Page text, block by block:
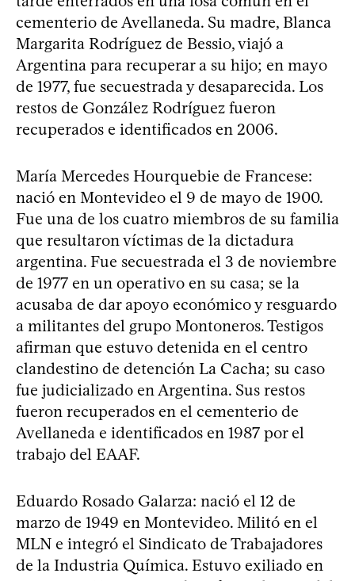
cementerio de Avellaneda. Su madre, Blanca
Margarita Rodríguez de Bessio, viajó a
Argentina para recuperar a su hijo; en mayo
de 1977, fue secuestrada y desaparecida. Los
restos de González Rodríguez fueron
recuperados e identificados en 2006.
María Mercedes Hourquebie de Francese:
nació en Montevideo el 9 de mayo de 1900.
Fue una de los cuatro miembros de su familia
que resultaron víctimas de la dictadura
argentina. Fue secuestrada el 3 de noviembre
de 1977 en un operativo en su casa; se la
acusaba de dar apoyo económico y resguardo
a militantes del grupo Montoneros. Testigos
afirman que estuvo detenida en el centro
clandestino de detención La Cacha; su caso
fue judicializado en Argentina. Sus restos
fueron recuperados en el cementerio de
Avellaneda e identificados en 1987 por el
trabajo del EAAF.
Eduardo Rosado Galarza: nació el 12 de
marzo de 1949 en Montevideo. Militó en el
MLN e integró el Sindicato de Trabajadores
de la Industria Química. Estuvo exiliado en